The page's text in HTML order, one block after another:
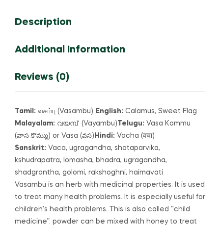
Powder
Description
Additional Information
Reviews (0)
Tamil: வசம்பு (Vasambu) English: Calamus, Sweet Flag
Malayalam: വയമ്പ് (Vayambu) Telugu: Vasa Kommu
(వాస కొమ్ము) or Vasa (వస)Hindi: Vacha (वचा)
Sanskrit: Vaca, ugragandha, shataparvika,
kshudrapatra, lomasha, bhadra, ugragandha,
shadgrantha, golomi, rakshoghni, haimavati
Vasambu is an herb with medicinal properties. It is used
to treat many health problems. It is especially useful for
children’s health problems.
This is also called “child
medicine”. powder can be mixed with honey to treat